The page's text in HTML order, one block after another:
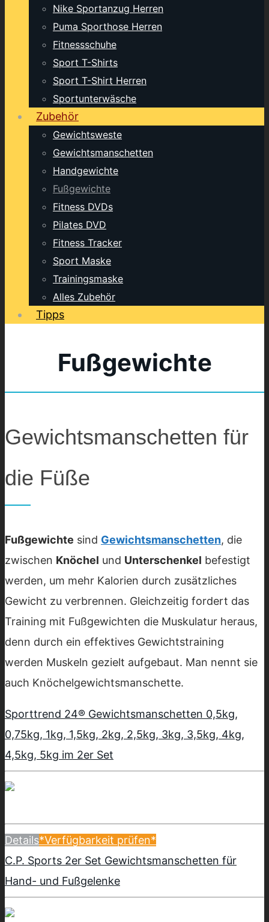
Nike Sportanzug Herren
Puma Sporthose Herren
Fitnessschuhe
Sport T-Shirts
Sport T-Shirt Herren
Sportunterwäsche
Zubehör
Gewichtsweste
Gewichtsmanschetten
Handgewichte
Fußgewichte
Fitness DVDs
Pilates DVD
Fitness Tracker
Sport Maske
Trainingsmaske
Alles Zubehör
Tipps
Fußgewichte
Gewichtsmanschetten für
die Füße
Fußgewichte sind Gewichtsmanschetten, die
zwischen Knöchel und Unterschenkel befestigt
werden, um mehr Kalorien durch zusätzliches
Gewicht zu verbrennen. Gleichzeitig fordert das
Training mit Fußgewichten die Muskulatur heraus,
denn durch ein effektives Gewichtstraining
werden Muskeln gezielt aufgebaut. Man nennt sie
auch Knöchelgewichtsmanschette.
Sporttrend 24® Gewichtsmanschetten 0,5kg,
0,75kg, 1kg, 1,5kg, 2kg, 2,5kg, 3kg, 3,5kg, 4kg,
4,5kg, 5kg im 2er Set
Details*Verfügbarkeit prüfen*
C.P. Sports 2er Set Gewichtsmanschetten für
Hand- und Fußgelenke